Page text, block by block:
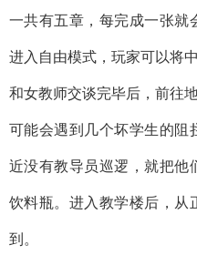
一共有五章，每完成一张就
进入自由模式，玩家可以将
和女教师交谈完毕后，前往
可能会遇到几个坏学生的阻
近没有教导员巡逻，就把他
饮料瓶。进入教学楼后，从
到。